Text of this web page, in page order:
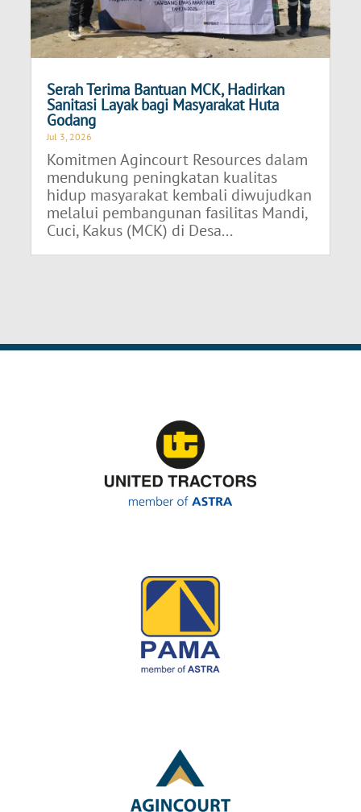
Serah Terima Bantuan MCK, Hadirkan
Sanitasi Layak bagi Masyarakat Huta
Godang
Jul 3, 2026
Komitmen Agincourt Resources dalam
mendukung peningkatan kualitas
hidup masyarakat kembali diwujudkan
melalui pembangunan fasilitas Mandi,
Cuci, Kakus (MCK) di Desa...